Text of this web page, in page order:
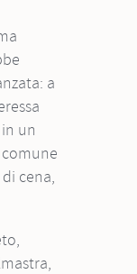
a
un
cena,